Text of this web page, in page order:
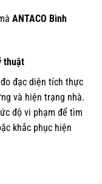
ANTACO Bình
thuật
đạc diện tích thực
và hiện trạng nhà.
độ vi phạm để tìm
khắc phục hiện